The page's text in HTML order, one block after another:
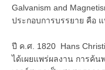
Galvanism and
ประกอบการบรรยาย คือ
ปี ค.ศ. 1820 Hans
ได้เผยแพร่ผลงาน การค้